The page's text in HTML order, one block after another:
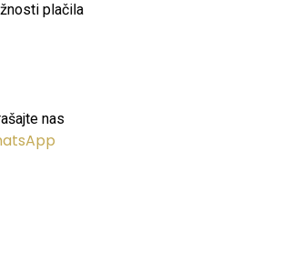
plačila
nas